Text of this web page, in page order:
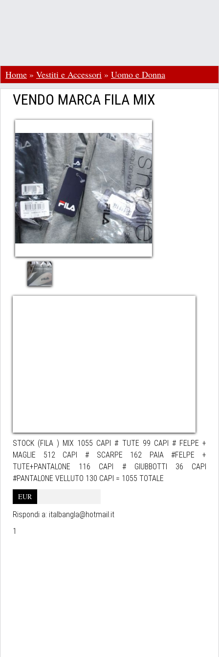
Home » Vestiti e Accessori » Uomo e Donna
VENDO MARCA FILA MIX
STOCK (FILA ) MIX 1055 CAPI # TUTE 99 CAPI # FELPE +
MAGLIE 512 CAPI # SCARPE 162 PAIA #FELPE +
TUTE+PANTALONE 116 CAPI # GIUBBOTTI 36 CAPI
#PANTALONE VELLUTO 130 CAPI = 1055 TOTALE
EUR
Rispondi a: italbangla@hotmail.it
1